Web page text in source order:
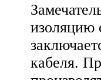
изоляцию
кабеля.